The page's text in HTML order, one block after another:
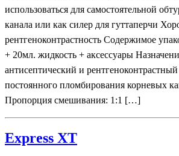
использоваться для самостоятельной
канала или как силер для гуттаперчи
рентгеноконтрастность Содержимое
+ 20мл. жидкость + аксессуары
антисептический и
постоянного пломбирования корневых
Пропорция смешивания: 1:1 […]
Express XT